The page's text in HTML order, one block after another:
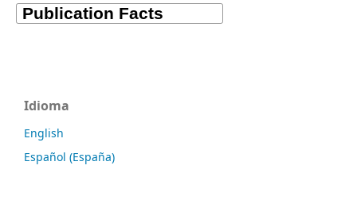
Idioma
English
Español (España)